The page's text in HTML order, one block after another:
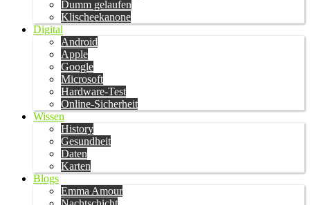
Dumm gelaufen
Klischeekanone
Digital
Android
Apple
Google
Microsoft
Hardware-Test
Online-Sicherheit
Wissen
History
Gesundheit
Daten
Karten
Blogs
Emma Amour